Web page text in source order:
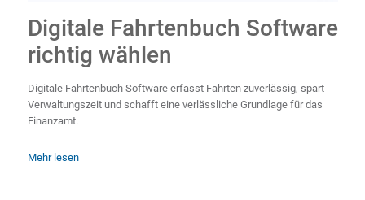
Digitale Fahrtenbuch Software
richtig wählen
Digitale Fahrtenbuch Software erfasst Fahrten zuverlässig, spart
Verwaltungszeit und schafft eine verlässliche Grundlage für das
Finanzamt.
Mehr lesen